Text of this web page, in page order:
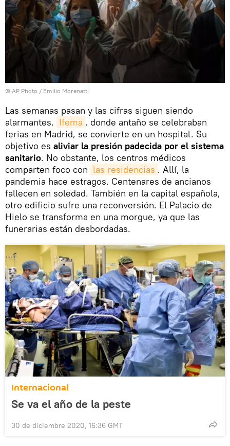
© AP Photo / Emilio Morenatti
Las semanas pasan y las cifras siguen siendo
alarmantes. Ifema , donde antaño se celebraban
ferias en Madrid, se convierte en un hospital. Su
objetivo es aliviar la presión padecida por el sistema
sanitario. No obstante, los centros médicos
comparten foco con las residencias . Allí, la
pandemia hace estragos. Centenares de ancianos
fallecen en soledad. También en la capital española,
otro edificio sufre una reconversión. El Palacio de
Hielo se transforma en una morgue, ya que las
funerarias están desbordadas.
Internacional
Se va el año de la peste
30 de diciembre 2020, 16:36 GMT